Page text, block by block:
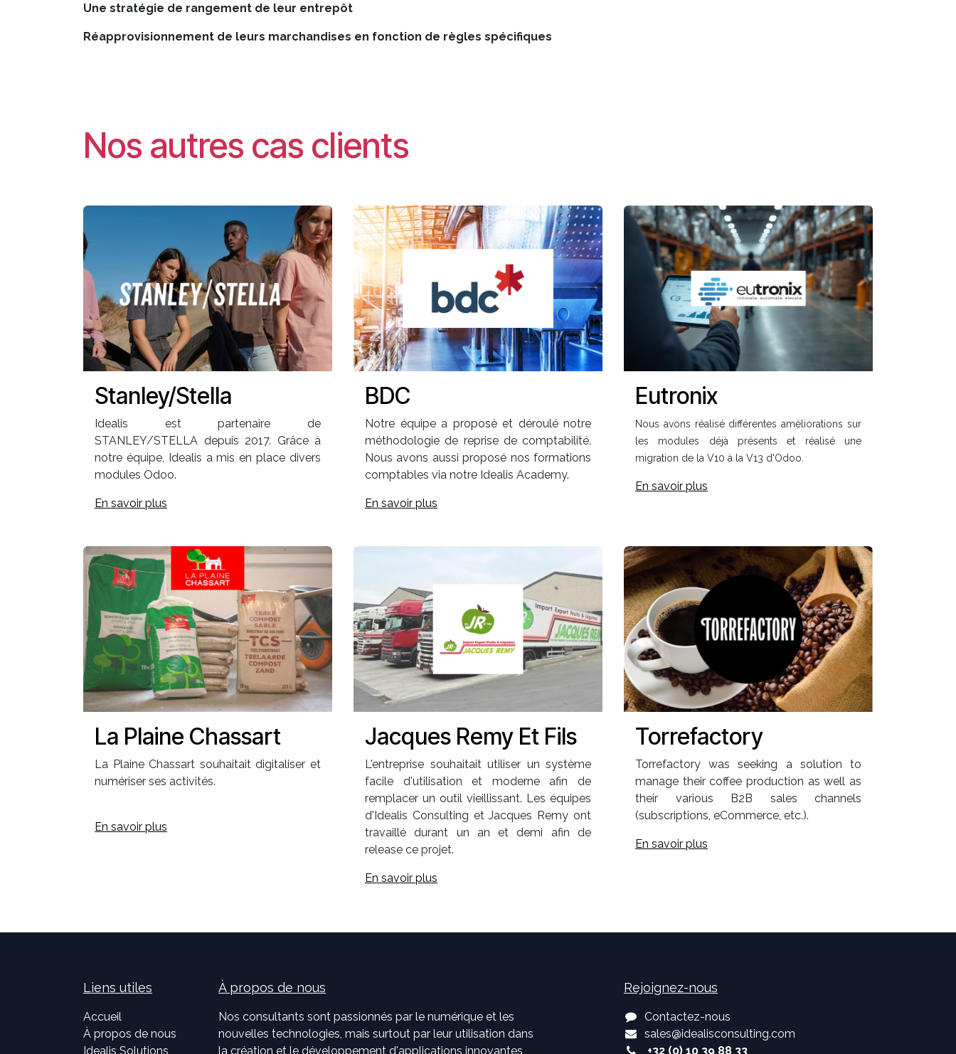
Une stratégie de rangement de leur entrepôt
Réapprovisionnement de leurs marchandises en fonction de règles spécifiques
Nos autres cas clients
Stanley/Stella
Idealis est partenaire de
STANLEY/STELLA depuis 2017. Grâce à
notre équipe, Idealis a mis en place divers
modules Odoo.
En savoir plus
BDC
Notre équipe a proposé et déroulé notre
méthodologie de reprise de comptabilité.
Nous avons aussi proposé nos formations
comptables via notre Idealis Academy.
En savoir plus
Eutronix
Nous avons réalisé différentes améliorations sur
les modules déjà présents et réalisé une
migration de la V10 à la V13 d'Odoo.
En savoir plus
La Plaine Chassart
La Plaine Chassart souhaitait digitaliser et
numériser ses activités.
En savoir plus
Jacques Remy Et Fils
L'entreprise souhaitait utiliser un système
facile d'utilisation et moderne afin de
remplacer un outil vieillissant. Les équipes
d'Idealis Consulting et Jacques Remy ont
travaillé durant un an et demi afin de
release ce projet.
En savoir plus
Torrefactory
Torrefactory was seeking a solution to
manage their coffee production as well as
their various B2B sales channels
(subscriptions, eCommerce, etc.).
En savoir plus
Liens utiles
Accueil
À propos de nous
Idealis Solutions
À propos de nous
Nos consultants sont passionnés par le numérique et les
nouvelles technologies, mais surtout par leur utilisation dans
la création et le développement d'applications innovantes
Rejoignez-nous
Contactez-nous
sales@idealisconsulting.com
+32 (0) 10 39 88 33